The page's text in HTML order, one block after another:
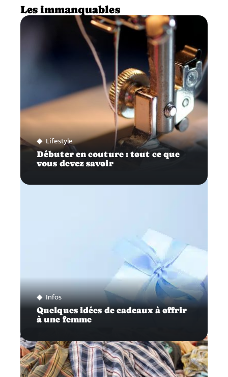
Les immanquables
Lifestyle
Débuter en couture : tout ce que
vous devez savoir
Infos
Quelques idées de cadeaux à offrir
à une femme